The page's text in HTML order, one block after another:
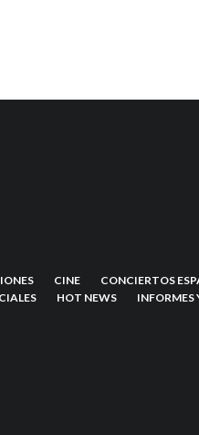
CINE CONCIERTOS
HOT NEWS INFORMES